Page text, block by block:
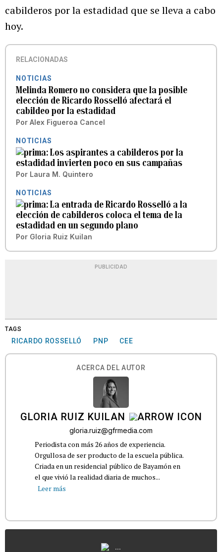
cabilderos por la estadidad que se lleva a cabo
hoy.
RELACIONADAS
NOTICIAS
Melinda Romero no considera que la posible
elección de Ricardo Rosselló afectará el
cabildeo por la estadidad
Por Alex Figueroa Cancel
NOTICIAS
Los aspirantes a cabilderos por la
estadidad invierten poco en sus campañas
Por Laura M. Quintero
NOTICIAS
La entrada de Ricardo Rosselló a la
elección de cabilderos coloca el tema de la
estadidad en un segundo plano
Por Gloria Ruiz Kuilan
PUBLICIDAD
TAGS
RICARDO ROSSELLÓ PNP CEE
ACERCA DEL AUTOR
GLORIA RUIZ KUILAN
gloria.ruiz@gfrmedia.com
Periodista con más 26 años de experiencia.
Orgullosa de ser producto de la escuela pública.
Criada en un residencial público de Bayamón en
el que vivió la realidad diaria de muchos...
Leer más
...